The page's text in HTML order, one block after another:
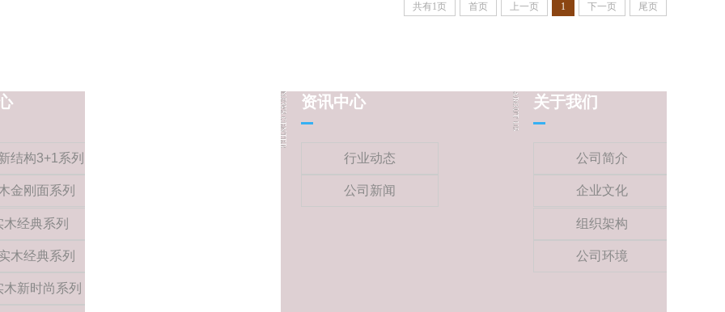
共有1页 首页 上一页 1 下一页 尾页
结构3+1系列
金刚面系列
经典系列
木经典系列
新时尚系列
关于我们
公司简介
企业文化
组织架构
公司环境
资讯中心
行业动态
公司新闻